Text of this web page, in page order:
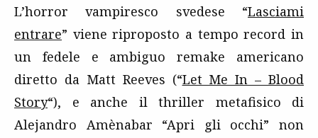
L’horror vampiresco svedese “Lasciami
entrare” viene riproposto a tempo record in
un fedele e ambiguo remake americano
diretto da Matt Reeves (“Let Me In – Blood
Story“), e anche il thriller metafisico di
Alejandro Amènabar “Apri gli occhi” non